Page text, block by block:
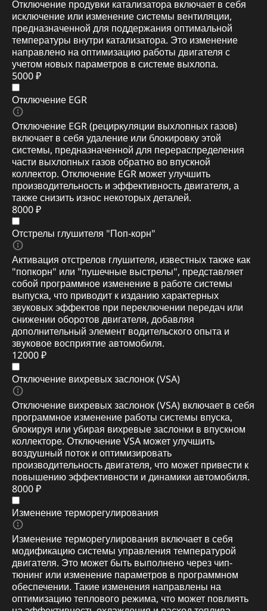
Отключение продувки катализатора включает в себя
исключение или изменение системы вентиляции,
предназначенной для поддержания оптимальной
температуры внутри катализатора. Это изменение
направлено на оптимизацию работы двигателя с
учетом новых параметров в системе выхлопа.
5000 ₽
Отключение EGR
Отключение EGR (рециркуляции выхлопных газов)
включает в себя удаление или блокировку этой
системы, предназначенной для перераспределения
части выхлопных газов обратно во впускной
коллектор. Отключение EGR может улучшить
производительность и эффективность двигателя, а
также снизить износ некоторых деталей.
8000 ₽
Отстрелы глушителя "Поп-корн"
Активация отстрелов глушителя, известных также как
"попкорн" или "пушечные выстрелы", представляет
собой программное изменение в работе системы
выпуска, что приводит к изданию характерных
звуковых эффектов при переключении передач или
снижении оборотов двигателя, добавляя
дополнительный элемент водительского опыта и
звуковое восприятие автомобиля.
12000 ₽
Отключение вихревых заслонок (VSA)
Отключение вихревых заслонок (VSA) включает в себя
программное изменение работы системы впуска,
блокируя или убирая вихревые заслонки в впускном
коллекторе. Отключение VSA может улучшить
воздушный поток и оптимизировать
производительность двигателя, что может привести к
повышению эффективности и динамики автомобиля.
8000 ₽
Изменение терморегулирования
Изменение терморегулирования включает в себя
модификацию системы управления температурой
двигателя. Это может быть выполнено через чип-
тюнинг или изменение параметров в программном
обеспечении. Такие изменения направлены на
оптимизацию теплового режима, что может повлиять